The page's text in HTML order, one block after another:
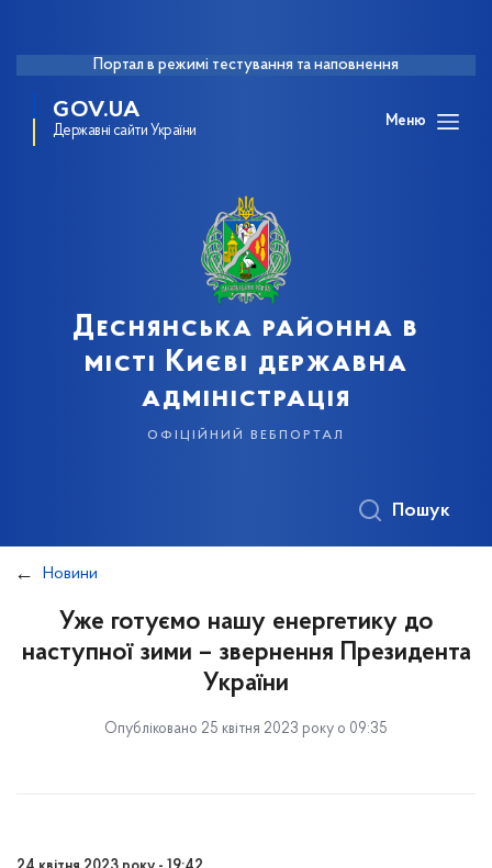
Портал в режимі тестування та наповнення
GOV.UA
Державні сайти України
Меню
Деснянська районна в
місті Києві державна
адміністрація
офіційний вебпортал
Пошук
Новини
Уже готуємо нашу енергетику до
наступної зими – звернення Президента
України
Опубліковано 25 квітня 2023 року о 09:35